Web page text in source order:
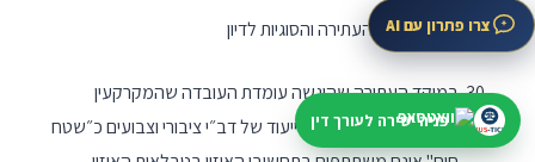
– עניינה של העתירה והסוגיות לדיון
במוקד העתירה שהוגשה עומדת העובדה שהמקרקעין
שהופרשו לצרכי ציבור בייעוד של דב״י ציבורי וצבועים כ״שטח
צרו פתרון עם AI
פניה ישירה לעורך דין